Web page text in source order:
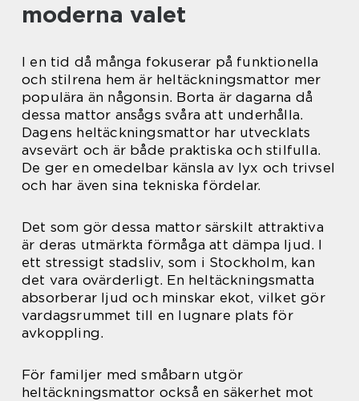
moderna valet
I en tid då många fokuserar på funktionella
och stilrena hem är heltäckningsmattor mer
populära än någonsin. Borta är dagarna då
dessa mattor ansågs svåra att underhålla.
Dagens heltäckningsmattor har utvecklats
avsevärt och är både praktiska och stilfulla.
De ger en omedelbar känsla av lyx och trivsel
och har även sina tekniska fördelar.
Det som gör dessa mattor särskilt attraktiva
är deras utmärkta förmåga att dämpa ljud. I
ett stressigt stadsliv, som i Stockholm, kan
det vara ovärderligt. En heltäckningsmatta
absorberar ljud och minskar ekot, vilket gör
vardagsrummet till en lugnare plats för
avkoppling.
För familjer med småbarn utgör
heltäckningsmattor också en säkerhet mot